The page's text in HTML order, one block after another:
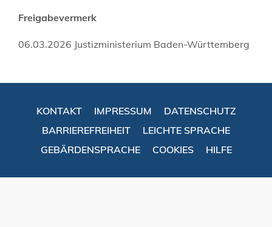
Freigabevermerk
06.03.2026 Justizministerium Baden-Württemberg
KONTAKT IMPRESSUM
DATENSCHUTZ
BARRIEREFREIHEIT
LEICHTE SPRACHE
GEBÄRDENSPRACHE
COOKIES HILFE